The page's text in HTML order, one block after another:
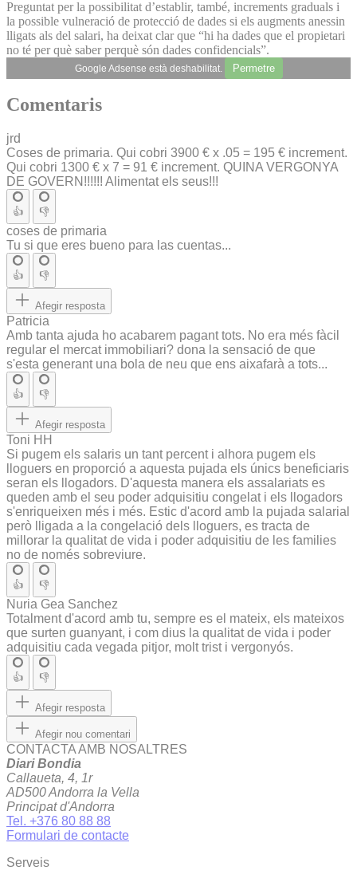
Preguntat per la possibilitat d’establir, també, increments graduals i
la possible vulneració de protecció de dades si els augments anessin
lligats als del salari, ha deixat clar que “hi ha dades que el propietari
no té per què saber perquè són dades confidencials”.
Google Adsense està deshabilitat. Permetre
Comentaris
jrd
Coses de primaria. Qui cobri 3900 € x .05 = 195 € increment.
Qui cobri 1300 € x 7 = 91 € increment. QUINA VERGONYA
DE GOVERN!!!!!! Alimentat els seus!!!
👍 👎
coses de primaria
Tu si que eres bueno para las cuentas...
👍 👎
Afegir resposta
Patricia
Amb tanta ajuda ho acabarem pagant tots. No era més fàcil
regular el mercat immobiliari? dona la sensació de que
s'esta generant una bola de neu que ens aixafarà a tots...
👍 👎
Afegir resposta
Toni HH
Si pugem els salaris un tant percent i alhora pugem els
lloguers en proporció a aquesta pujada els únics beneficiaris
seran els llogadors. D'aquesta manera els assalariats es
queden amb el seu poder adquisitiu congelat i els llogadors
s'enriqueixen més i més. Estic d'acord amb la pujada salarial
però lligada a la congelació dels lloguers, es tracta de
millorar la qualitat de vida i poder adquisitiu de les families
no de només sobreviure.
👍 👎
Nuria Gea Sanchez
Totalment d'acord amb tu, sempre es el mateix, els mateixos
que surten guanyant, i com dius la qualitat de vida i poder
adquisitiu cada vegada pitjor, molt trist i vergonyós.
👍 👎
Afegir resposta
Afegir nou comentari
CONTACTA AMB NOSALTRES
Diari Bondia
Callaueta, 4, 1r
AD500 Andorra la Vella
Principat d'Andorra
Tel. +376 80 88 88
Formulari de contacte
Serveis